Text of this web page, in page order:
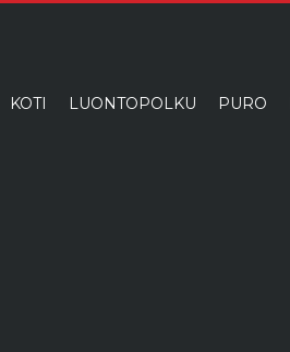
KOTI LUONTOPOLKU PURO